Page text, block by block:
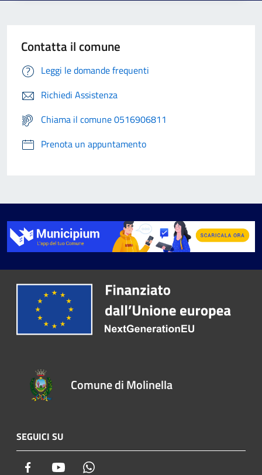
Contatta il comune
Leggi le domande frequenti
Richiedi Assistenza
Chiama il comune 0516906811
Prenota un appuntamento
Comune di Molinella
SEGUICI SU
Facebook Youtube